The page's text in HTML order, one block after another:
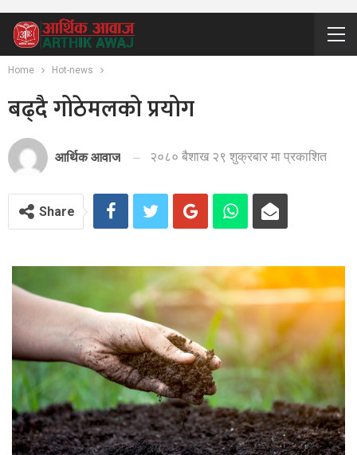
Home Hot-news
बढ्दै गोठेमलको प्रयोग
आर्थिक आवाज २०८० बैशाख २९ शुक्रबार मा प्रकाशित
Share